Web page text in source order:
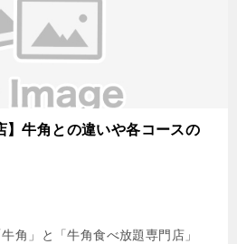
】牛角との違いや各コースの
角」と「牛角食べ放題専門店」